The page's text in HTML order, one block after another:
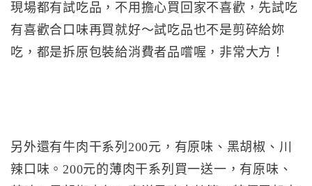
現場都有試吃品，不用擔心買回家不喜歡，先試吃
有喜歡合口味再買就好～試吃品也不是剪碎給妳
吃，都是拆原包裝給消費者品嚐喔，非常大方！
另外還有牛肉干系列200元，有原味、黑胡椒、川
辣口味。200元的薄肉干系列買一送一，有原味、